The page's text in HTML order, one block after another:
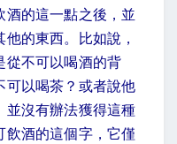
酒的這一點之後，並
的東西。比如說，
從不可以喝酒的背
可以喝茶？或者說他
並沒有辦法獲得這種
飲酒的這個字，它僅